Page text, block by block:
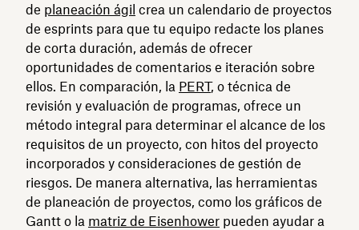
de planeación ágil crea un calendario de proyectos
de esprints para que tu equipo redacte los planes
de corta duración, además de ofrecer
oportunidades de comentarios e iteración sobre
ellos. En comparación, la PERT, o técnica de
revisión y evaluación de programas, ofrece un
método integral para determinar el alcance de los
requisitos de un proyecto, con hitos del proyecto
incorporados y consideraciones de gestión de
riesgos. De manera alternativa, las herramientas
de planeación de proyectos, como los gráficos de
Gantt o la matriz de Eisenhower pueden ayudar a